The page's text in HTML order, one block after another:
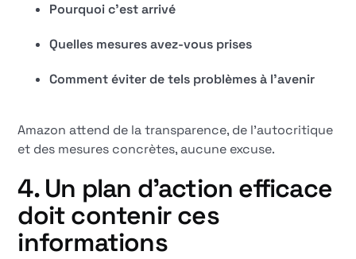
Pourquoi c'est arrivé
Quelles mesures avez-vous prises
Comment éviter de tels problèmes à l'avenir
Amazon attend de la transparence, de l'autocritique
et des mesures concrètes, aucune excuse.
4. Un plan d'action efficace
doit contenir ces
informations